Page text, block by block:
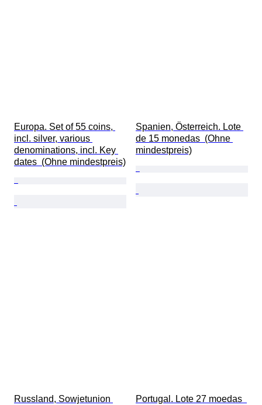
Europa. Set of 55 coins,
incl. silver, various
denominations, incl. Key
dates  (Ohne mindestpreis)
Spanien, Österreich. Lote
de 15 monedas  (Ohne
mindestpreis)
Russland, Sowjetunion
Portugal. Lote 27 moedas